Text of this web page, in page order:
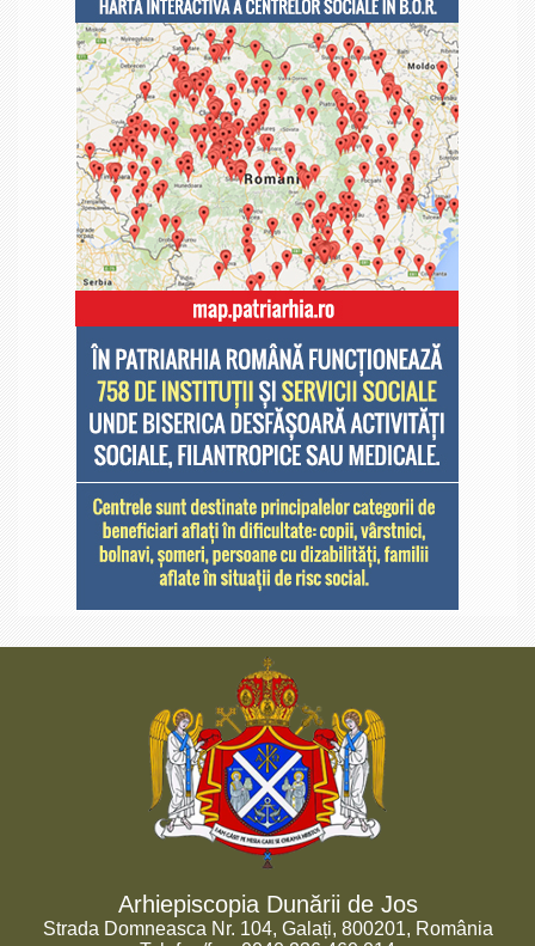
Arhiepiscopia Dunării de Jos
Strada Domneasca Nr. 104, Galați, 800201, România